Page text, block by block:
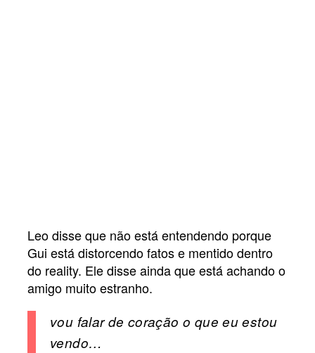
Leo disse que não está entendendo porque
Gui está distorcendo fatos e mentido dentro
do reality. Ele disse ainda que está achando o
amigo muito estranho.
vou falar de coração o que eu estou
vendo…